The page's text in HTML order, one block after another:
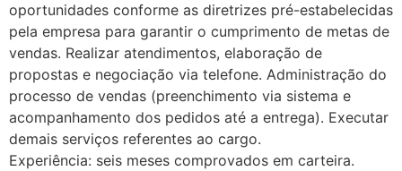
oportunidades conforme as diretrizes pré-estabelecidas
pela empresa para garantir o cumprimento de metas de
vendas. Realizar atendimentos, elaboração de
propostas e negociação via telefone. Administração do
processo de vendas (preenchimento via sistema e
acompanhamento dos pedidos até a entrega). Executar
demais serviços referentes ao cargo.
Experiência: seis meses comprovados em carteira.